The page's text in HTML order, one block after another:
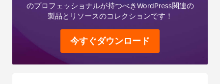
のプロフェッショナルが持つべきWordPress関連の
製品とリソースのコレクションです！
今すぐダウンロード